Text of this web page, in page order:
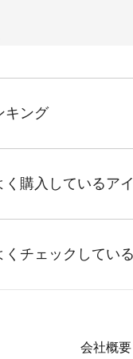
会社概要